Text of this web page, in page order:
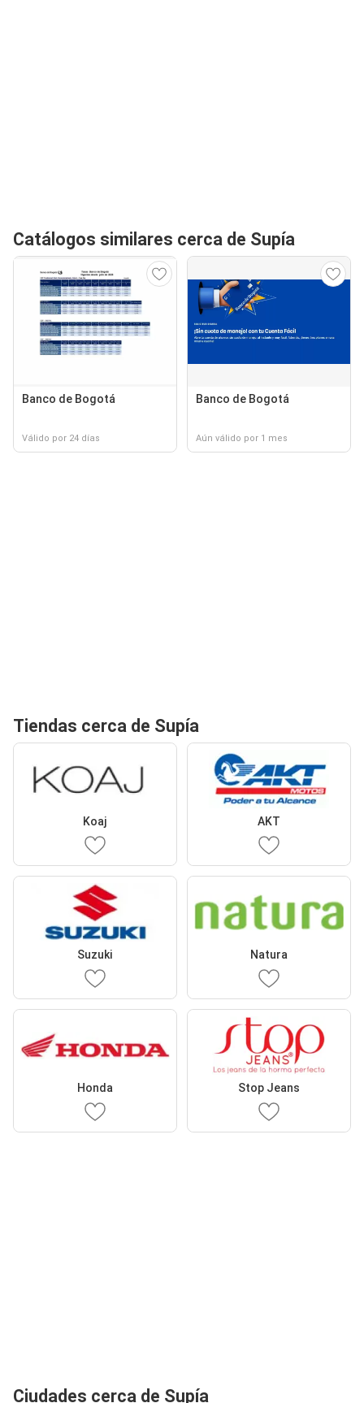
Catálogos similares cerca de Supía
Banco de Bogotá
Válido por 24 días
Banco de Bogotá
Aún válido por 1 mes
Tiendas cerca de Supía
Koaj AKT
Suzuki Natura
Honda Stop Jeans
Ciudades cerca de Supía